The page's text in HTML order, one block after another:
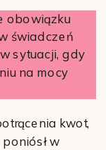
obowiązku
świadczeń
sytuacji, gdy
na mocy
kwot,
w